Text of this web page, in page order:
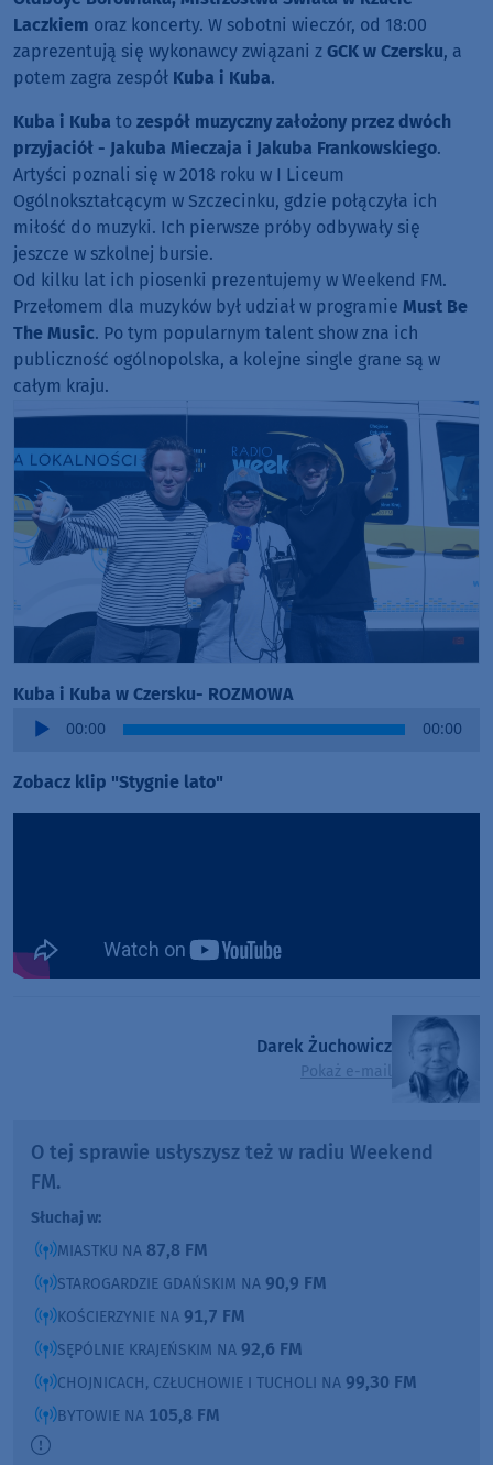
Laczkiem oraz koncerty. W sobotni wieczór, od 18:00
zaprezentują się wykonawcy związani z GCK w Czersku, a
potem zagra zespół Kuba i Kuba.
Kuba i Kuba to zespół muzyczny założony przez dwóch
przyjaciół - Jakuba Mieczaja i Jakuba Frankowskiego.
Artyści poznali się w 2018 roku w I Liceum
Ogólnokształcącym w Szczecinku, gdzie połączyła ich
miłość do muzyki. Ich pierwsze próby odbywały się
jeszcze w szkolnej bursie.
Od kilku lat ich piosenki prezentujemy w Weekend FM.
Przełomem dla muzyków był udział w programie Must Be
The Music. Po tym popularnym talent show zna ich
publiczność ogólnopolska, a kolejne single grane są w
całym kraju.
Kuba i Kuba w Czersku- ROZMOWA
Audio
00:00 00:00
Zobacz klip "Stygnie lato"
Darek Żuchowicz
Pokaż e-mail
O tej sprawie usłyszysz też w radiu Weekend
FM.
Słuchaj w:
MIASTKU NA 87,8 FM
STAROGARDZIE GDAŃSKIM NA 90,9 FM
KOŚCIERZYNIE NA 91,7 FM
SĘPÓLNIE KRAJEŃSKIM NA 92,6 FM
CHOJNICACH, CZŁUCHOWIE I TUCHOLI NA 99,30 FM
BYTOWIE NA 105,8 FM